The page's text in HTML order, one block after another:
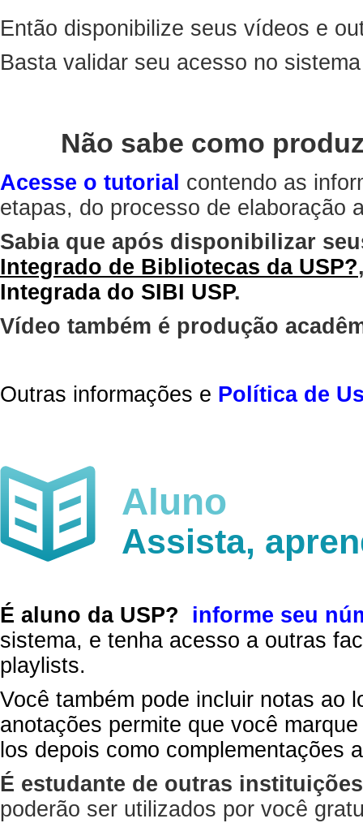
Então disponibilize seus vídeos e
Basta validar seu acesso no
Não sabe como
Acesse o tutorial contendo as
etapas, do processo de elaboração
Sabia que após disponibilizar
Integrado de Bibliotecas da USP?
Integrada do SIBI USP.
Vídeo também é produção
Outras informações e Política de
Aluno
Assista,
É aluno da USP?
informe seu
sistema, e tenha acesso a outras
playlists.
Você também pode incluir notas ao
anotações permite que você
los depois como complementações
É estudante de outras
poderão ser utilizados por você